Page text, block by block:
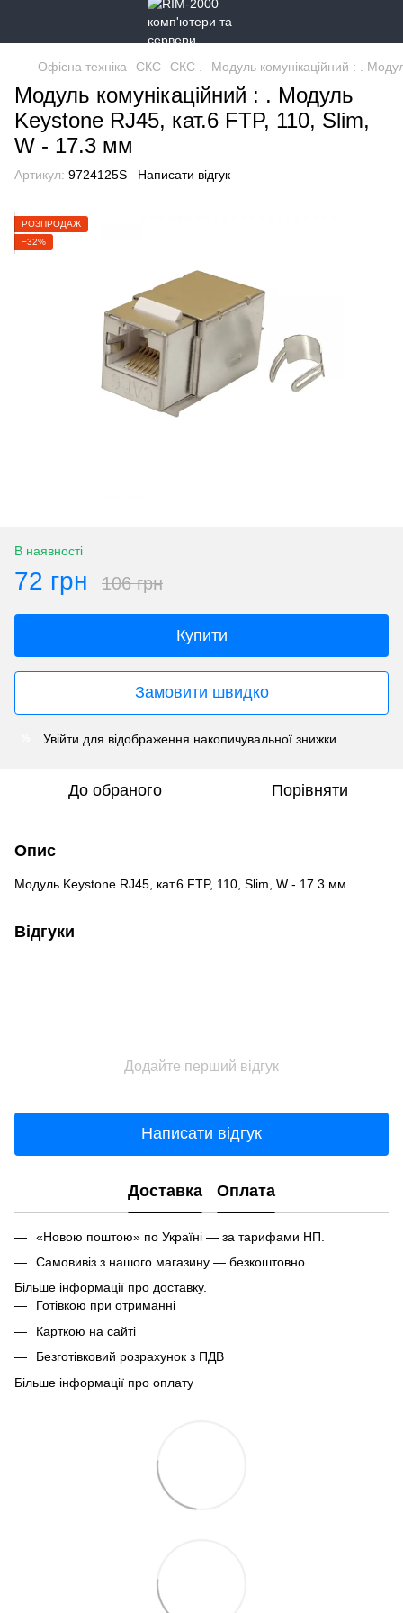
Офісна техніка СКС СКС . Модуль комунікаційний : .
Модуль комунікаційний : . Модуль
Keystone RJ45, кат.6 FTP, 110, Slim,
W - 17.3 мм
Артикул: 9724125S Написати відгук
РОЗПРОДАЖ
−32%
В наявності
72 грн 106 грн
Купити
Замовити швидко
Увійти для відображення накопичувальної знижки
До обраного Порівняти
Опис
Модуль Keystone RJ45, кат.6 FTP, 110, Slim, W - 17.3 мм
Відгуки
Додайте перший відгук
Написати відгук
Доставка Оплата
«Новою поштою» по Україні — за тарифами НП.
Самовивіз з нашого магазину — безкоштовно.
Більше інформації про доставку.
Готівкою при отриманні
Карткою на сайті
Безготівковий розрахунок з ПДВ
Більше інформації про оплату